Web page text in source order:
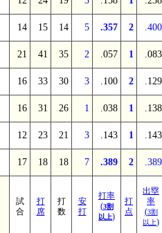
14 15 14 5 .357 2 .400
21 41 35 2 .057 1 .083
16 33 30 3 .100 2 .129
16 31 26 1 .038 1 .138
12 23 21 3 .143 1 .143
17 18 18 7 .389 2 .389
試
合
打
席
打
数
安
打
打率
(3割
以上)
打
点
出塁
率
(3割
以上)